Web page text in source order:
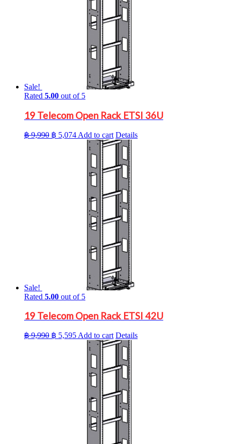
Sale!
Rated 5.00 out of 5
19 Telecom Open Rack ETSI 36U
฿9,990 Original
฿ 5,074Current
price
฿ 5,074.
Add to cart Details
Sale!
Rated 5.00 out of 5
19 Telecom Open Rack ETSI 42U
฿9,990 Original
฿ 5,595Current
price
฿ 5,595.
Add to cart Details